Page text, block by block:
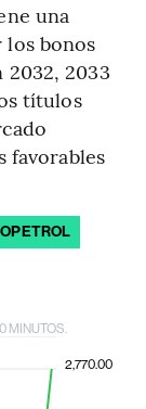
una
bonos
2033
títulos
favorables
MINUTOS.
2,770.00